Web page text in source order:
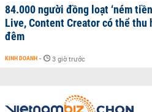
84.000 người đồng loạt ‘ném
Live, Content Creator có thể thu
đêm
KINH DOANH - 3 giờ trước